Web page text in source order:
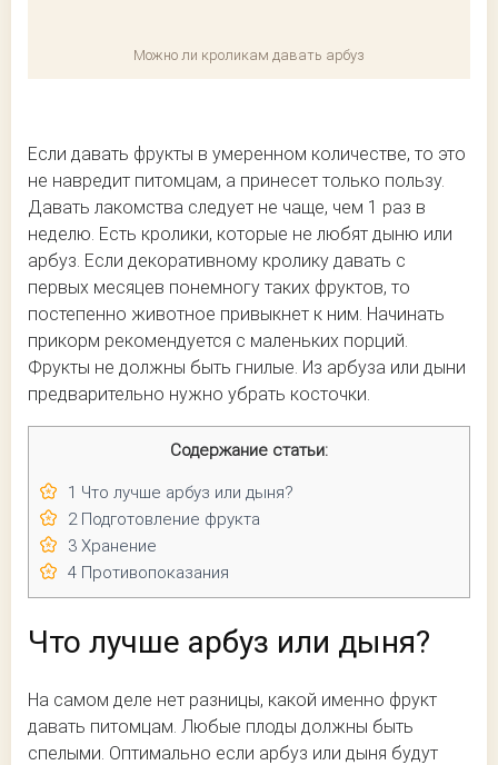
Можно ли кроликам давать арбуз
Если давать фрукты в умеренном количестве, то это
не навредит питомцам, а принесет только пользу.
Давать лакомства следует не чаще, чем 1 раз в
неделю. Есть кролики, которые не любят дыню или
арбуз. Если декоративному кролику давать с
первых месяцев понемногу таких фруктов, то
постепенно животное привыкнет к ним. Начинать
прикорм рекомендуется с маленьких порций.
Фрукты не должны быть гнилые. Из арбуза или дыни
предварительно нужно убрать косточки.
Содержание статьи:
1 Что лучше арбуз или дыня?
2Подготовление фрукта
3 Хранение
4 Противопоказания
Что лучше арбуз или дыня?
На самом деле нет разницы, какой именно фрукт
давать питомцам. Любые плоды должны быть
спелыми. Оптимально если арбуз или дыня будут